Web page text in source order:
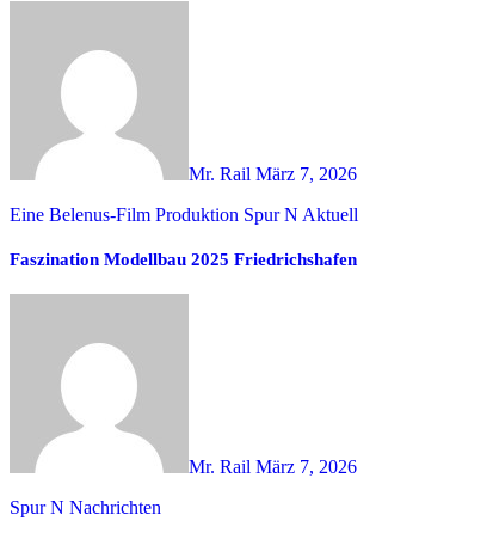
Mr. Rail März 7, 2026
Eine Belenus-Film Produktion Spur N Aktuell
Faszination Modellbau 2025 Friedrichshafen
Mr. Rail März 7, 2026
Spur N Nachrichten